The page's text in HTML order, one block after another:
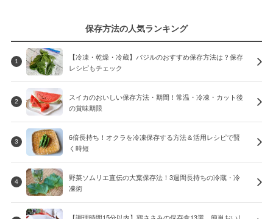
保存方法の人気ランキング
1
【冷凍・乾燥・冷蔵】バジルのおすすめ保存方法は？保存
レシピもチェック
2
スイカのおいしい保存方法・期間！常温・冷凍・カット後
の賞味期限
3
6倍長持ち！オクラを冷凍保存する方法＆活用レシピで賢
く時短
4
野菜ソムリエ直伝の大葉保存法！3週間長持ちの冷蔵・冷
凍術